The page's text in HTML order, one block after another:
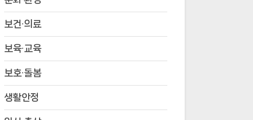
보건·의료
보육·교육
보호·돌봄
생활안정